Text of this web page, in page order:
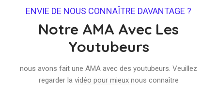
ENVIE DE NOUS CONNAÎTRE DAVANTAGE ?
Notre AMA Avec Les
Youtubeurs
nous avons fait une AMA avec des youtubeurs. Veuillez
regarder la vidéo pour mieux nous connaître